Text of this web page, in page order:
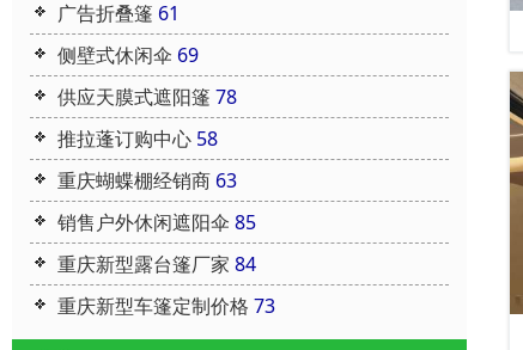
广告折叠篷 61
侧壁式休闲伞 69
供应天膜式遮阳篷 78
推拉蓬订购中心 58
重庆蝴蝶棚经销商 63
销售户外休闲遮阳伞 85
重庆新型露台篷厂家 84
重庆新型车篷定制价格 73